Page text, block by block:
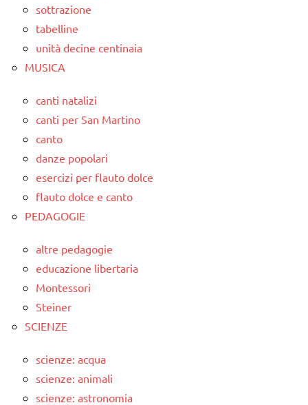
sottrazione
tabelline
unità decine centinaia
MUSICA
canti natalizi
canti per San Martino
canto
danze popolari
esercizi per flauto dolce
flauto dolce e canto
PEDAGOGIE
altre pedagogie
educazione libertaria
Montessori
Steiner
SCIENZE
scienze: acqua
scienze: animali
scienze: astronomia